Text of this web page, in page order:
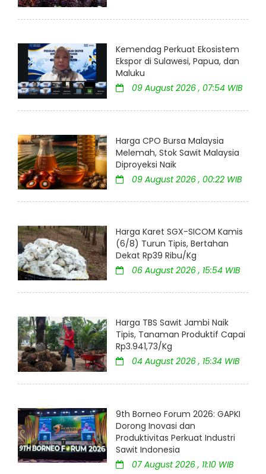
Kemendag Perkuat Ekosistem
Ekspor di Sulawesi, Papua, dan
Maluku
09 August 2026 , 07:54 WIB
Harga CPO Bursa Malaysia
Melemah, Stok Sawit Malaysia
Diproyeksi Naik
09 August 2026 , 00:22 WIB
Harga Karet SGX-SICOM Kamis
(6/8) Turun Tipis, Bertahan
Dekat Rp39 Ribu/Kg
06 August 2026 , 15:54 WIB
Harga TBS Sawit Jambi Naik
Tipis, Tanaman Produktif Capai
Rp3.941,73/Kg
04 August 2026 , 15:34 WIB
9th Borneo Forum 2026: GAPKI
Dorong Inovasi dan
Produktivitas Perkuat Industri
Sawit Indonesia
07 August 2026 , 11:10 WIB